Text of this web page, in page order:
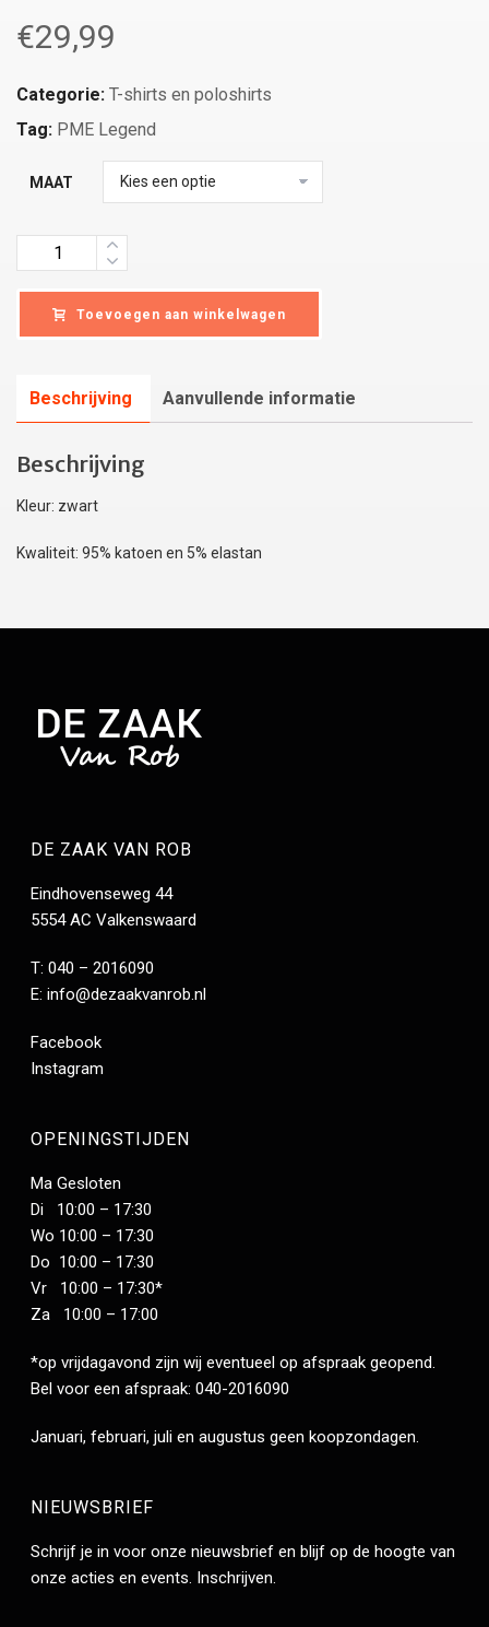
€29,99
Categorie: T-shirts en poloshirts
Tag: PME Legend
MAAT
Quantity
Toevoegen aan winkelwagen
Beschrijving Aanvullende informatie
Beschrijving
Kleur: zwart
Kwaliteit: 95% katoen en 5% elastan
DE ZAAK VAN ROB
Eindhovenseweg 44
5554 AC Valkenswaard
T: 040 – 2016090
E:info@dezaakvanrob.nl
Facebook
Instagram
OPENINGSTIJDEN
Ma Gesloten
Di 10:00 – 17:30
Wo 10:00 – 17:30
Do 10:00 – 17:30
Vr 10:00 – 17:30*
Za 10:00 – 17:00
*op vrijdagavond zijn wij eventueel op afspraak geopend.
Bel voor een afspraak: 040-2016090
Januari, februari, juli en augustus geen koopzondagen.
NIEUWSBRIEF
Schrijf je in voor onze nieuwsbrief en blijf op de hoogte van
onze acties en events. Inschrijven.